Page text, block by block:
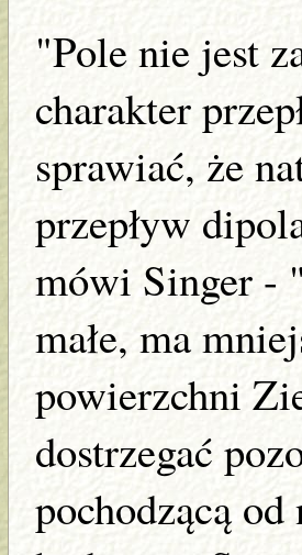
"Pole nie jest
charakter
sprawiać, że
przepływ
mówi Singer -
małe, ma
powierzchni
dostrzegać
pochodzącą